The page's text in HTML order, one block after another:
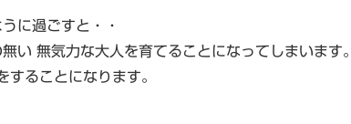
に過ごすと・・
い 無気力な大人を育てることになってしまいます。
することになります。